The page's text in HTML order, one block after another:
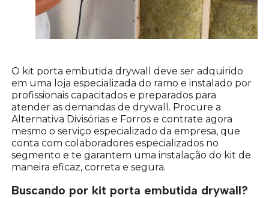
O kit porta embutida drywall deve ser adquirido
em uma loja especializada do ramo e instalado por
profissionais capacitados e preparados para
atender as demandas de drywall. Procure a
Alternativa Divisórias e Forros e contrate agora
mesmo o serviço especializado da empresa, que
conta com colaboradores especializados no
segmento e te garantem uma instalação do kit de
maneira eficaz, correta e segura.
Buscando por kit porta embutida drywall?